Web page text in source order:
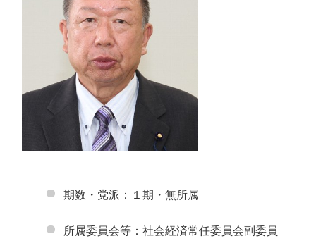
期数・党派：１期・無所属
所属委員会等：社会経済常任委員会副委員